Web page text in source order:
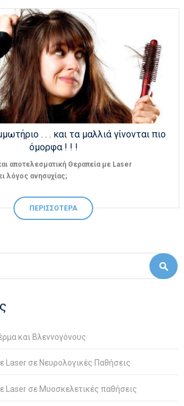
. . . και τα μαλλιά γίνονται πιο
όμορφα ! ! !
αποτελεσματική Θεραπεία με Laser
λόγος ανησυχίας;
ΠΕΡΙΣΣΟΤΕΡΑ
και Βλεννογόνους
Laser σε Νευρολογικές Παθήσεις
Laser σε Μυοσκελετικές παθήσεις